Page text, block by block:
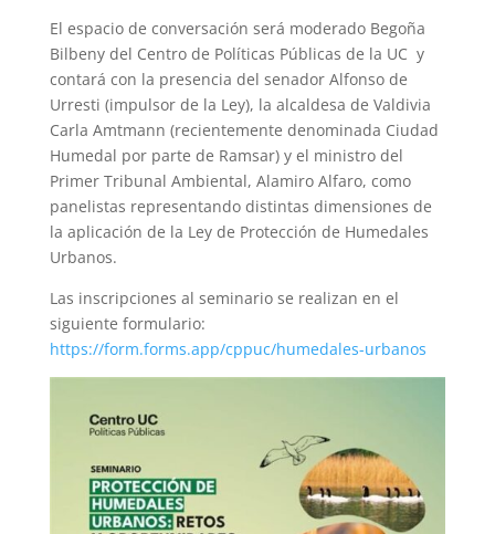
El espacio de conversación será moderado Begoña
Bilbeny del Centro de Políticas Públicas de la UC y
contará con la presencia del senador Alfonso de
Urresti (impulsor de la Ley), la alcaldesa de Valdivia
Carla Amtmann (recientemente denominada Ciudad
Humedal por parte de Ramsar) y el ministro del
Primer Tribunal Ambiental, Alamiro Alfaro, como
panelistas representando distintas dimensiones de
la aplicación de la Ley de Protección de Humedales
Urbanos.
Las inscripciones al seminario se realizan en el
siguiente formulario:
https://form.forms.app/cppuc/humedales-urbanos